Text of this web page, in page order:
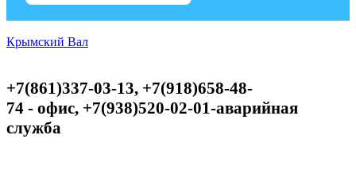
Крымский Вал
+7(861)337-03-13, +7(918)658-48-
74 - офис, +7(938)520-02-01-аварийная
служба